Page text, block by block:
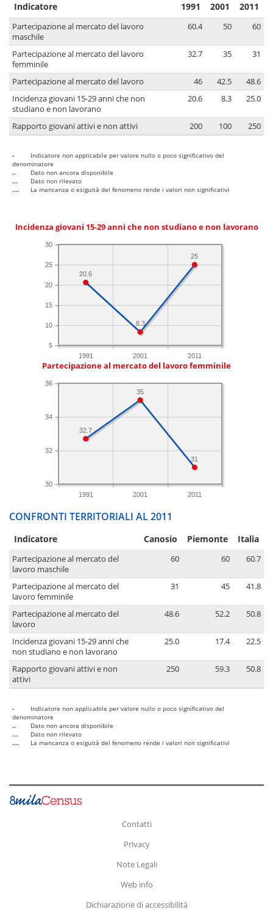
Indicatore 1991 2001 2011
Partecipazione al mercato del lavoro
maschile
60.4 50 60
Partecipazione al mercato del lavoro
femminile
32.7 35 31
Partecipazione al mercato del lavoro 46 42.5
48.6
Incidenza giovani 15-29 anni che non
studiano e non lavorano
20.6 8.3 25.0
Rapporto giovani attivi e non attivi 200 100 250
-
Indicatore non applicabile per valore nullo o poco significativo del
denominatore
..
Dato non ancora disponibile
...
Dato non rilevato
....
La mancanza o esiguità del fenomeno rende i valori non significativi
Incidenza giovani 15-29 anni che non studiano e non lavorano
1991 2001 2011
5
10
15
20
25
30
25
8.3
20.6
Partecipazione al mercato del lavoro femminile
1991 2001 2011
30
32
34
36
31
35
32.7
CONFRONTI TERRITORIALI AL 2011
Indicatore Canosio Piemonte Italia
Partecipazione al mercato del
lavoro maschile
60 60 60.7
Partecipazione al mercato del
lavoro femminile
31 45 41.8
Partecipazione al mercato del
lavoro
48.6 52.2 50.8
Incidenza giovani 15-29 anni che
non studiano e non lavorano
25.0 17.4 22.5
Rapporto giovani attivi e non
attivi
250 59.3 50.8
-
Indicatore non applicabile per valore nullo o poco significativo del
denominatore
..
Dato non ancora disponibile
...
Dato non rilevato
....
La mancanza o esiguità del fenomeno rende i valori non significativi
Contatti
Privacy
Note Legali
Web info
Dichiarazione di accessibilità